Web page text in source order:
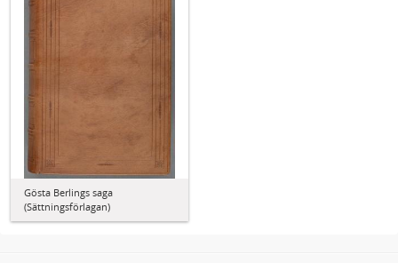
Gösta Berlings saga
(Sättningsförlagan)